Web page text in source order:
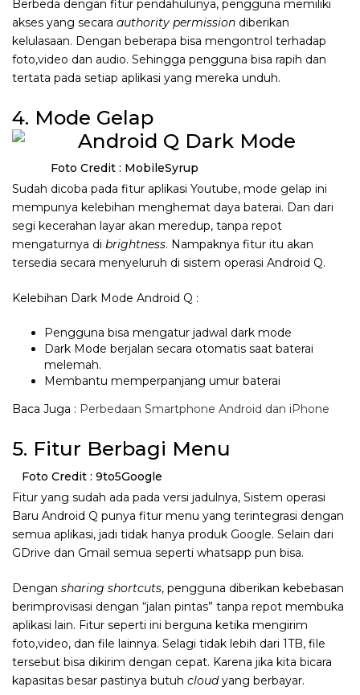
Berbeda dengan fitur pendahulunya, pengguna memiliki
akses yang secara authority permission diberikan
kelulasaan. Dengan beberapa bisa mengontrol terhadap
foto,video dan audio. Sehingga pengguna bisa rapih dan
tertata pada setiap aplikasi yang mereka unduh.
4. Mode Gelap
Foto Credit : MobileSyrup
Sudah dicoba pada fitur aplikasi Youtube, mode gelap ini
mempunya kelebihan menghemat daya baterai. Dan dari
segi kecerahan layar akan meredup, tanpa repot
mengaturnya di brightness. Nampaknya fitur itu akan
tersedia secara menyeluruh di sistem operasi Android Q.
Kelebihan Dark Mode Android Q :
Pengguna bisa mengatur jadwal dark mode
Dark Mode berjalan secara otomatis saat baterai
melemah.
Membantu memperpanjang umur baterai
Baca Juga : Perbedaan Smartphone Android dan iPhone
5. Fitur Berbagi Menu
Foto Credit : 9to5Google
Fitur yang sudah ada pada versi jadulnya, Sistem operasi
Baru Android Q punya fitur menu yang terintegrasi dengan
semua aplikasi, jadi tidak hanya produk Google. Selain dari
GDrive dan Gmail semua seperti whatsapp pun bisa.
Dengan sharing shortcuts, pengguna diberikan kebebasan
berimprovisasi dengan “jalan pintas” tanpa repot membuka
aplikasi lain. Fitur seperti ini berguna ketika mengirim
foto,video, dan file lainnya. Selagi tidak lebih dari 1TB, file
tersebut bisa dikirim dengan cepat. Karena jika kita bicara
kapasitas besar pastinya butuh cloudyang berbayar.